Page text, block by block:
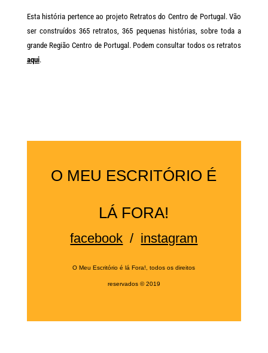
Esta história pertence ao projeto Retratos do Centro de Portugal. Vão
ser construídos 365 retratos, 365 pequenas histórias, sobre toda a
grande Região Centro de Portugal. Podem consultar todos os retratos
aqui.
O MEU ESCRITÓRIO É
LÁ FORA!
facebook / instagram
O Meu Escritório é lá Fora!, todos os direitos
reservados ©2019